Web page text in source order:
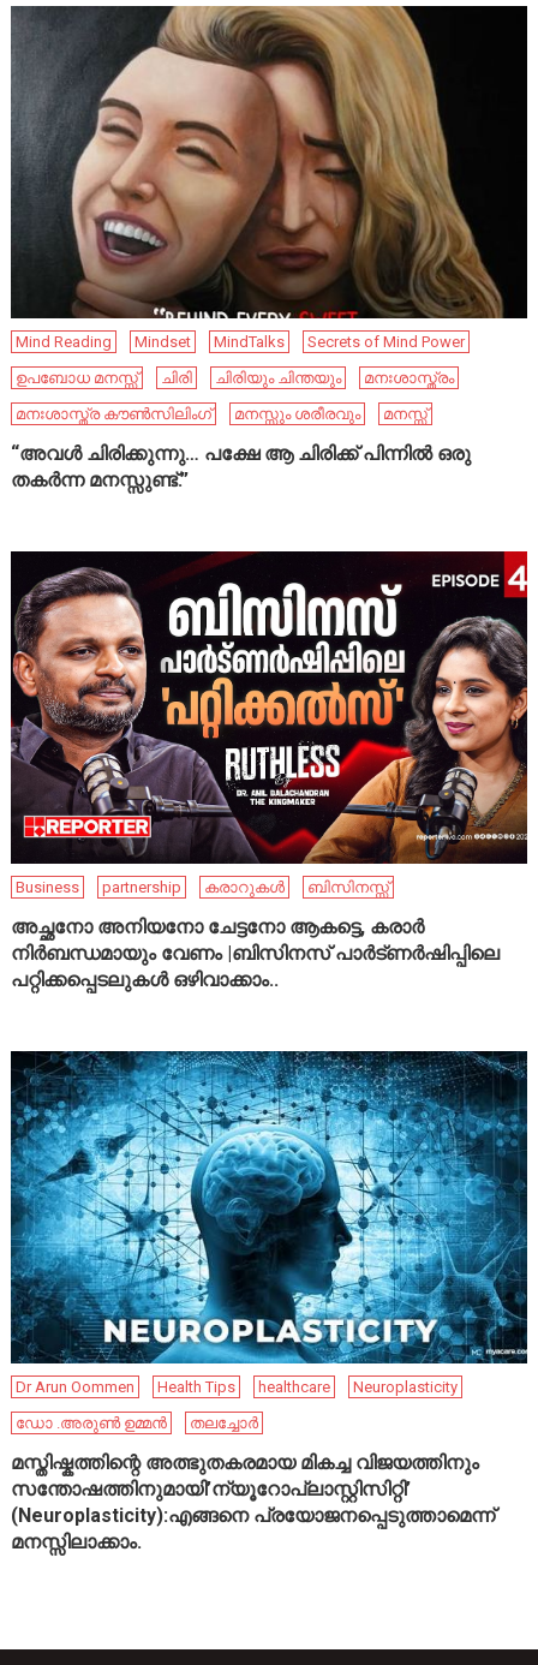
Mind Reading Mindset MindTalks
Secrets of Mind Power
ഉപബോധ മനസ്സ്
ചിരി ചിരിയും ചിന്തയും
മനഃശാസ്ത്രം
മനഃശാസ്ത്ര കൗൺസിലിംഗ്
മനസ്സും ശരീരവും മനസ്സ്
“അവൾ ചിരിക്കുന്നു… പക്ഷേ ആ ചിരിക്ക് പിന്നിൽ ഒരു
തകർന്ന മനസ്സുണ്ട്.”
Business partnership കരാറുകൾ ബിസിനസ്സ്
അച്ഛനോ അനിയനോ ചേട്ടനോ ആകട്ടെ, കരാർ
നിർബന്ധമായും വേണം |ബിസിനസ് പാർട്ണർഷിപ്പിലെ
പറ്റിക്കപ്പെടലുകൾ ഒഴിവാക്കാം..
Dr Arun Oommen Health Tips healthcare
Neuroplasticity
ഡോ .അരുൺ ഉമ്മൻ
തലച്ചോർ
മസ്തിഷ്കത്തിന്റെ അത്ഭുതകരമായ മികച്ച വിജയത്തിനും
സന്തോഷത്തിനുമായി’ന്യൂറോപ്ലാസ്റ്റിസിറ്റി’
(Neuroplasticity):എങ്ങനെ പ്രയോജനപ്പെടുത്താമെന്ന്
മനസ്സിലാക്കാം.